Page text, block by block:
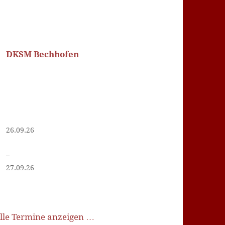
DKSM Bechhofen
26.09.26
–
27.09.26
Termine anzeigen …